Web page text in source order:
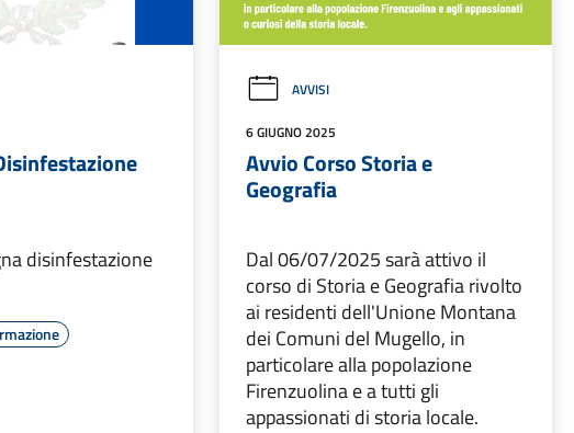
disinfestazione
AVVISI
6 GIUGNO 2025
Avvio Corso Storia e
Geografia
Dal 06/07/2025 sarà attivo il
corso di Storia e Geografia rivolto
ai residenti dell'Unione Montana
dei Comuni del Mugello, in
particolare alla popolazione
Firenzuolina e a tutti gli
appassionati di storia locale.